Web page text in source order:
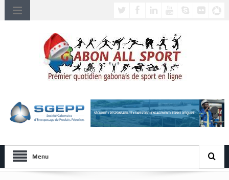
Menu